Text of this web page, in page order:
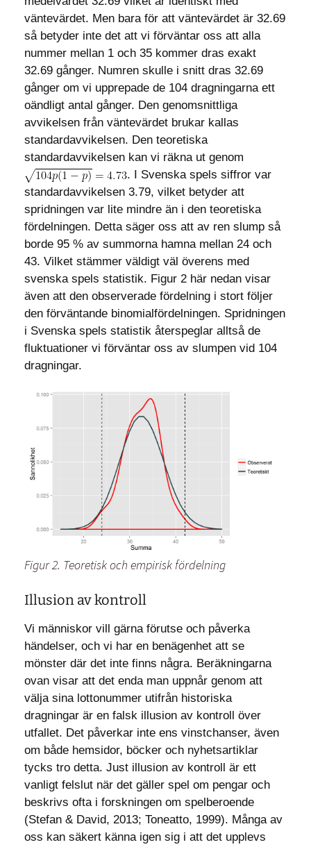
väntevärdet. Men bara för att väntevärdet är 32.69
så betyder inte det att vi förväntar oss att alla
nummer mellan 1 och 35 kommer dras exakt
32.69 gånger. Numren skulle i snitt dras 32.69
gånger om vi upprepade de 104 dragningarna ett
oändligt antal gånger. Den genomsnittliga
avvikelsen från väntevärdet brukar kallas
standardavvikelsen. Den teoretiska
standardavvikelsen kan vi räkna ut genom
. I Svenska spels siffror var
standardavvikelsen 3.79, vilket betyder att
spridningen var lite mindre än i den teoretiska
fördelningen. Detta säger oss att av ren slump så
borde 95 % av summorna hamna mellan 24 och
43. Vilket stämmer väldigt väl överens med
svenska spels statistik. Figur 2 här nedan visar
även att den observerade fördelning i stort följer
den förväntande binomialfördelningen. Spridningen
i Svenska spels statistik återspeglar alltså de
fluktuationer vi förväntar oss av slumpen vid 104
dragningar.
Figur 2. Teoretisk och empirisk fördelning
Illusion av kontroll
Vi människor vill gärna förutse och påverka
händelser, och vi har en benägenhet att se
mönster där det inte finns några. Beräkningarna
ovan visar att det enda man uppnår genom att
välja sina lottonummer utifrån historiska
dragningar är en falsk illusion av kontroll över
utfallet. Det påverkar inte ens vinstchanser, även
om både hemsidor, böcker och nyhetsartiklar
tycks tro detta. Just illusion av kontroll är ett
vanligt felslut när det gäller spel om pengar och
beskrivs ofta i forskningen om spelberoende
(Stefan & David, 2013; Toneatto, 1999). Många av
oss kan säkert känna igen sig i att det upplevs